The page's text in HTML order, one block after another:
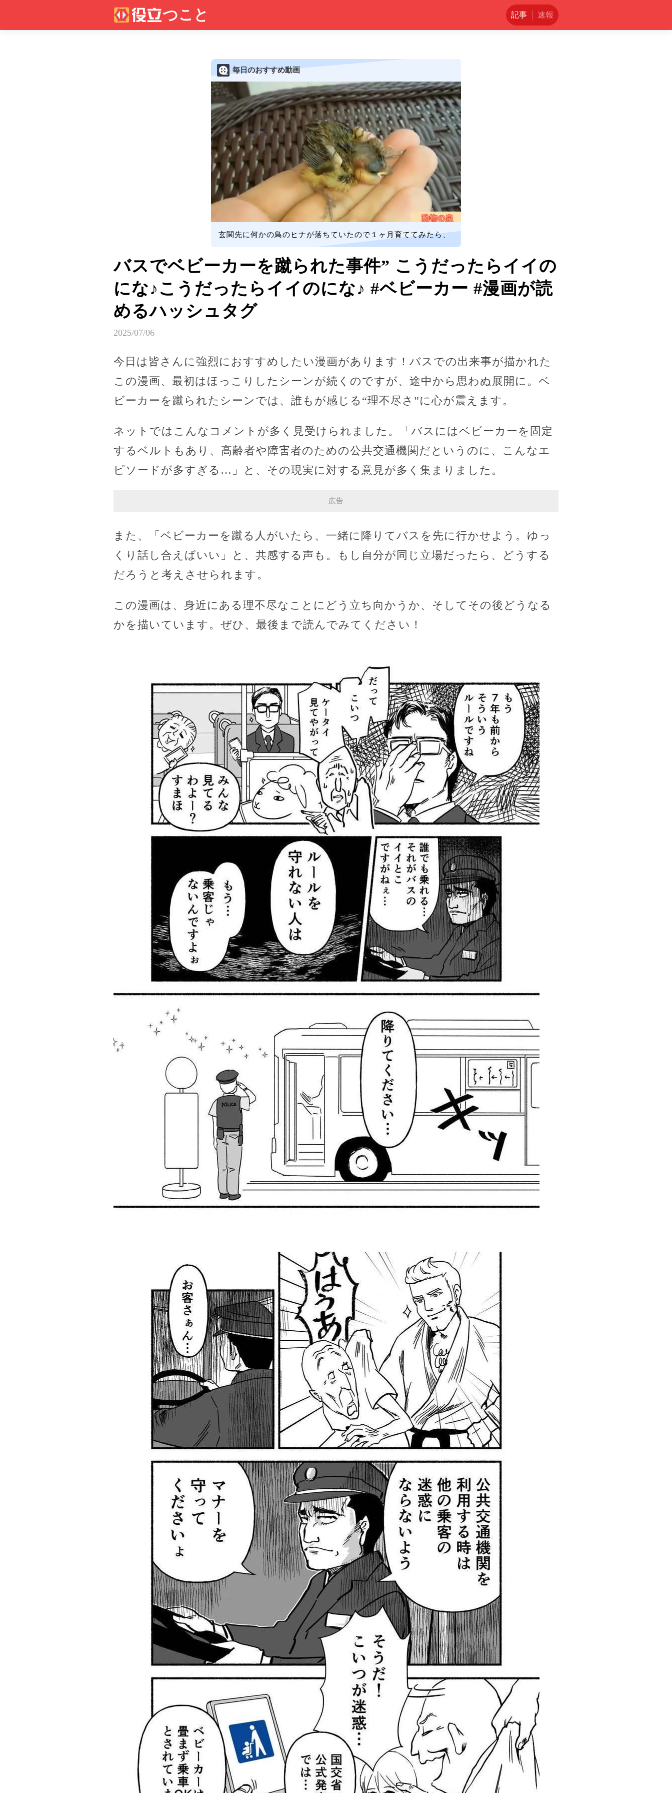
記事 速報
毎日のおすすめ動画
玄関先に何かの鳥のヒナが落ちていたので１ヶ月育ててみたら、
バスでベビーカーを蹴られた事件” こうだったらイイの
にな♪こうだったらイイのにな♪ #ベビーカー #漫画が読
めるハッシュタグ
2025/07/06
今日は皆さんに強烈におすすめしたい漫画があります！バスでの出来事が描かれた
この漫画、最初はほっこりしたシーンが続くのですが、途中から思わぬ展開に。ベ
ビーカーを蹴られたシーンでは、誰もが感じる“理不尽さ”に心が震えます。
ネットではこんなコメントが多く見受けられました。「バスにはベビーカーを固定
するベルトもあり、高齢者や障害者のための公共交通機関だというのに、こんなエ
ピソードが多すぎる…」と、その現実に対する意見が多く集まりました。
広告
また、「ベビーカーを蹴る人がいたら、一緒に降りてバスを先に行かせよう。ゆっ
くり話し合えばいい」と、共感する声も。もし自分が同じ立場だったら、どうする
だろうと考えさせられます。
この漫画は、身近にある理不尽なことにどう立ち向かうか、そしてその後どうなる
かを描いています。ぜひ、最後まで読んでみてください！